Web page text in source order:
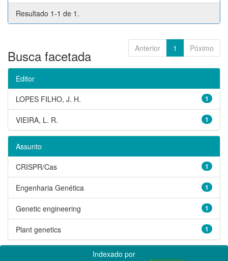
Resultado 1-1 de 1.
Anterior 1 Póximo
Busca facetada
Editor
1
LOPES FILHO, J. H.
1
VIEIRA, L. R.
Assunto
1
CRISPR/Cas
1
Engenharia Genética
1
Genetic engineering
1
Plant genetics
Indexado por